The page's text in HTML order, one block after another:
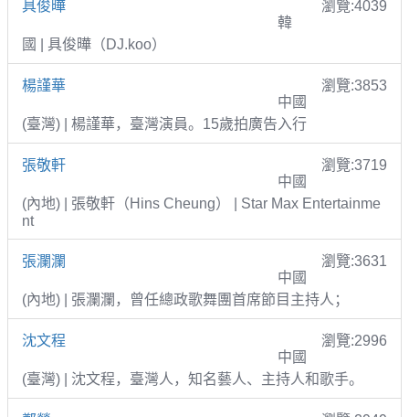
具俊曄
瀏覽:4039
韓
國 | 具俊曄（DJ.koo）
楊謹華
瀏覽:3853
中國
(臺灣) | 楊謹華，臺灣演員。15歲拍廣告入行
張敬軒
瀏覽:3719
中國
(內地) | 張敬軒（Hins Cheung） | Star Max Entertainme
nt
張瀾瀾
瀏覽:3631
中國
(內地) | 張瀾瀾，曾任總政歌舞團首席節目主持人；
沈文程
瀏覽:2996
中國
(臺灣) | 沈文程，臺灣人，知名藝人、主持人和歌手。